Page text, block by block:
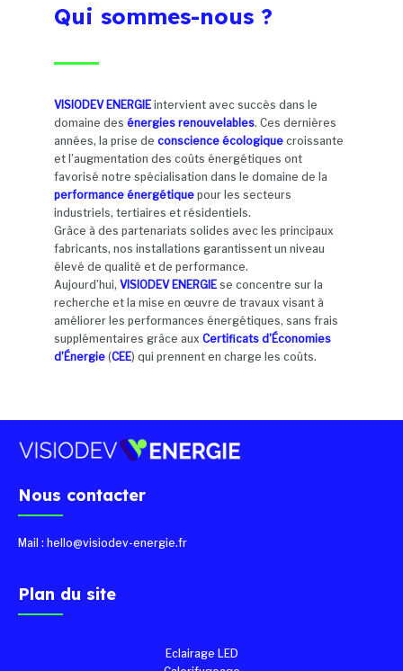
Qui sommes-nous ?
VISIODEV ENERGIE intervient avec succès dans le
domaine des énergies renouvelables. Ces dernières
années, la prise de conscience écologique croissante
et l’augmentation des coûts énergétiques ont
favorisé notre spécialisation dans le domaine de la
performance énergétique pour les secteurs
industriels, tertiaires et résidentiels.
Grâce à des partenariats solides avec les principaux
fabricants, nos installations garantissent un niveau
élevé de qualité et de performance.
Aujourd’hui, VISIODEV ENERGIE se concentre sur la
recherche et la mise en œuvre de travaux visant à
améliorer les performances énergétiques, sans frais
supplémentaires grâce aux Certificats d’Économies
d’Énergie (CEE) qui prennent en charge les coûts.
Nous contacter
Mail : hello@visiodev-energie.fr
Plan du site
Eclairage LED